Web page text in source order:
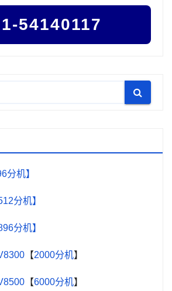
54140117
分机】
分机】
分机】
【2000分机】
【6000分机】